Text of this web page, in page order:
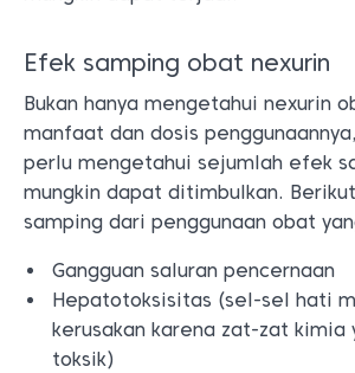
Efek samping obat nexurin
Bukan hanya mengetahui nexurin
manfaat dan dosis
perlu mengetahui sejumlah efek
mungkin dapat ditimbulkan.
samping dari penggunaan obat
Gangguan saluran pencernaan
Hepatotoksisitas (sel-sel hati
kerusakan karena zat-zat kimia
toksik)